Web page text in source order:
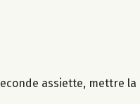
assiette, mettre la